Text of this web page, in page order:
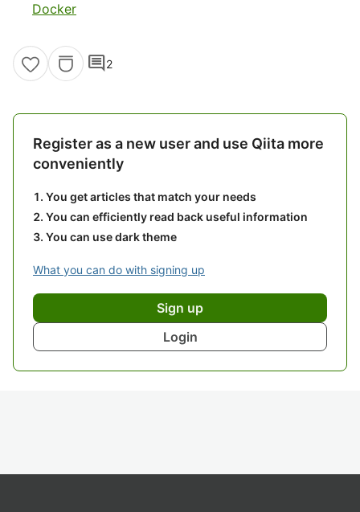
Docker
comment2
Register as a new user and use Qiita more
conveniently
You get articles that match your needs
You can efficiently read back useful information
You can use dark theme
What you can do with signing up
Sign up
Login